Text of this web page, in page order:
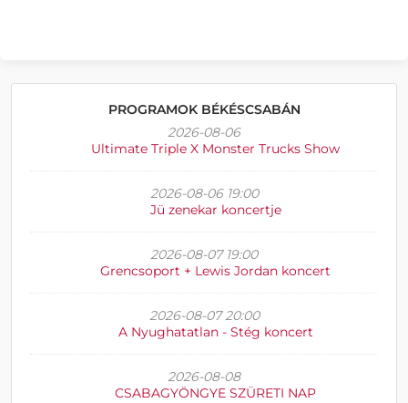
PROGRAMOK BÉKÉSCSABÁN
2026-08-06
Ultimate Triple X Monster Trucks Show
2026-08-06 19:00
Jü zenekar koncertje
2026-08-07 19:00
Grencsoport + Lewis Jordan koncert
2026-08-07 20:00
A Nyughatatlan - Stég koncert
2026-08-08
CSABAGYÖNGYE SZÜRETI NAP